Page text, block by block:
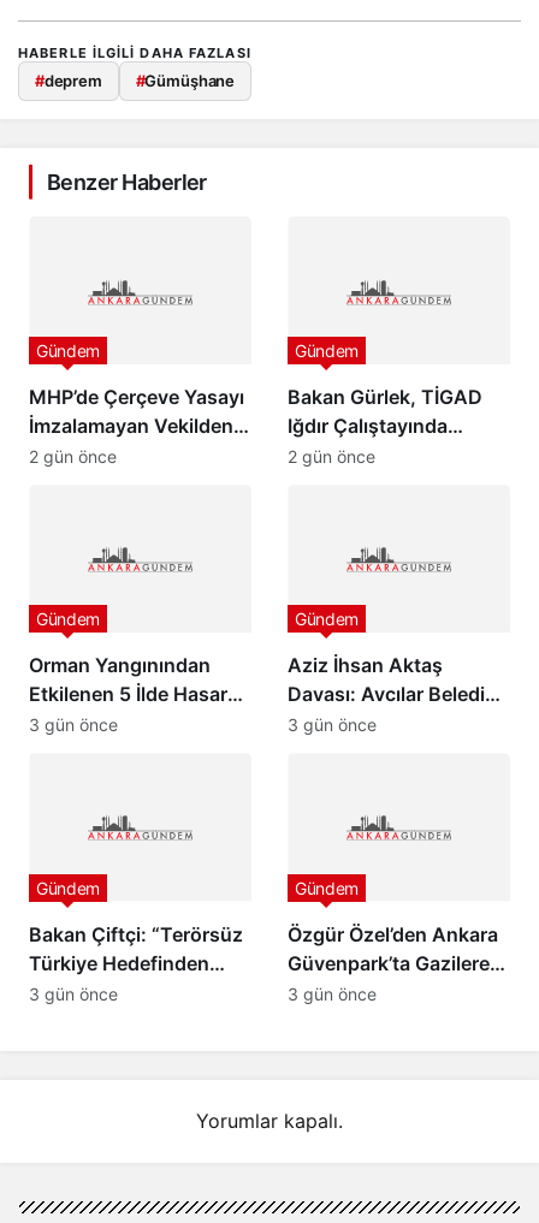
HABERLE ILGILI DAHA FAZLASI
#deprem #Gümüşhane
Benzer Haberler
MHP’de Çerçeve Yasayı
İmzalamayan Vekilden
Paylaşım
Gündem
2 gün önce
Bakan Gürlek, TİGAD
Iğdır Çalıştayında
konuştu: “Türkiye pazar
Gündem
2 gün önce
Orman Yangınından
Etkilenen 5 İlde Hasar
Tespit Çalışmaları
Gündem
3 gün önce
Aziz İhsan Aktaş
Davası: Avcılar Belediye
Başkanı Utku Caner
Gündem
3 gün önce
Bakan Çiftçi: “Terörsüz
Türkiye Hedefinden
Dönüş Yoktur”
Gündem
3 gün önce
Özgür Özel’den Ankara
Güvenpark’ta Gazilere
Ziyaret ve “Çerçeve
Gündem
3 gün önce
Yorumlar kapalı.